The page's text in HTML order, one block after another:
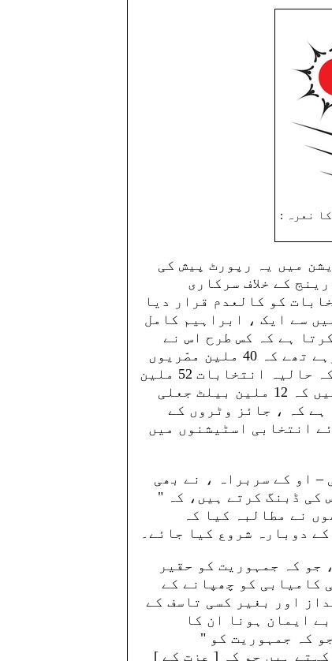
نعرہ :
میں یہ رپورٹ پیش کی
کے خلاف سرکاری
کو کالعدم قرار دیا
سے ایک ، ابراہیم کامل
ہے کہ کس طرح اس نے
سرکاری دستاویزات حاصل کیے جو یہ ظاہر کر رہے تھے کہ 40 ملین مصّریوں
کے مقابلے میں کچھ ووٹ دینے کے اہل تھے، جبکہ حالیہ انتخابات 52 ملین
وٹرز کو شامل کرتے ہیں، جو کہ ظاہر کر رہے ہیں کہ 12 ملین بیلٹ جعلی
ہے کہ ، جائز وٹروں کے
انتخابی اسٹیشنوں میں
– او کے سربراہ ، نے بھی
کی ڈبنگ کرتے ہیں، کہ "
نے مطالبہ کیا کہ
دوبارہ شروع کیا جائے۔
جو کہ جمہوریت کو حقیر
کامیابی کو چھپانے کے
اور بغیر کسی تاسف کے
ایمان ہونا ان کا
کہ جمہوریت کو "
ہیں جو کہ [ عزت کے ]